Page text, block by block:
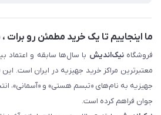
ما اینجاییم تا یک خرید مطمئن رو برات
فروشگاهنیک‌اندیش
معتبرترین مراکز خرید جهیزیه در ایران است. این
جهیزیه به نام‌های «تبسم هستی» و «آسمانی»،
جوان فراهم کرده است.